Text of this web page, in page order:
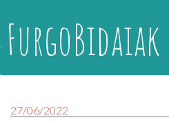
FurgoBidaiak
27/06/2022